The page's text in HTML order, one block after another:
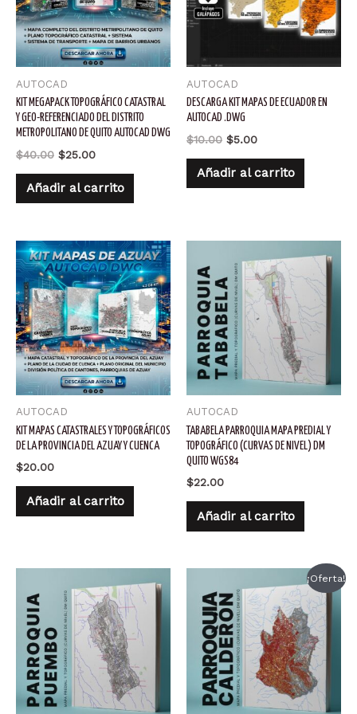
AUTOCAD
KIT MEGAPACK TOPOGRÁFICO CATASTRAL
Y GEO-REFERENCIADO DEL DISTRITO
METROPOLITANO DE QUITO AUTOCAD DWG
$40.00 El
original
$25.00El
actual
Añadir al carrito
AUTOCAD
DESCARGA KIT MAPAS DE ECUADOR EN
AUTOCAD .DWG
$10.00 El
original
$5.00El
actual
Añadir al carrito
AUTOCAD
KIT MAPAS CATASTRALES Y TOPOGRÁFICOS
DE LA PROVINCIA DEL AZUAY Y CUENCA
$20.00
Añadir al carrito
AUTOCAD
TABABELA PARROQUIA MAPA PREDIAL Y
TOPOGRÁFICO (CURVAS DE NIVEL) DM
QUITO WGS84
$22.00
Añadir al carrito
¡Oferta!